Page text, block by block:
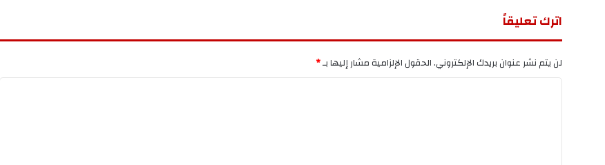
اترك تعليقاً
لن يتم نشر عنوان بريدك الإلكتروني.الحقول الإلزامية مشار إليها بـ*